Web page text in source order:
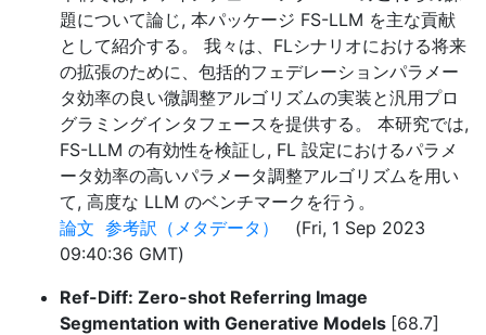
題について論じ, 本パッケージ FS-LLM を主な貢献
として紹介する。 我々は、FLシナリオにおける将来
の拡張のために、包括的フェデレーションパラメー
タ効率の良い微調整アルゴリズムの実装と汎用プロ
グラミングインタフェースを提供する。 本研究では,
FS-LLM の有効性を検証し, FL 設定におけるパラメ
ータ効率の高いパラメータ調整アルゴリズムを用い
て, 高度な LLM のベンチマークを行う。
論文 参考訳（メタデータ）
(Fri, 1 Sep 2023
09:40:36 GMT)
Ref-Diff: Zero-shot Referring Image
Segmentation with Generative Models [68.7]